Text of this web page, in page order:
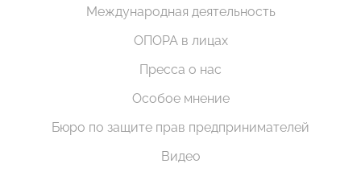
Международная деятельность
ОПОРА в лицах
Пресса о нас
Особое мнение
Бюро по защите прав предпринимателей
Видео